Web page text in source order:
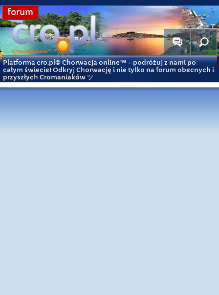
forum
Platforma cro.pl© Chorwacja online™ - podróżuj z nami po
całym świecie! Odkryj Chorwację i nie tylko na forum obecnych i
przyszłych Cromaniaków ツ